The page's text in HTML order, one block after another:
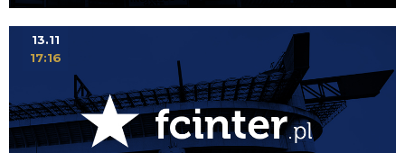
13.11
17:16